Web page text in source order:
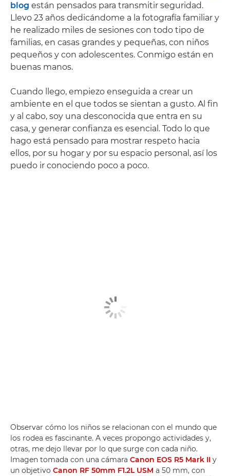
blog están pensados para transmitir seguridad.
Llevo 23 años dedicándome a la fotografía familiar y
he realizado miles de sesiones con todo tipo de
familias, en casas grandes y pequeñas, con niños
pequeños y con adolescentes. Conmigo están en
buenas manos.
Cuando llego, empiezo enseguida a crear un
ambiente en el que todos se sientan a gusto. Al fin
y al cabo, soy una desconocida que entra en su
casa, y generar confianza es esencial. Todo lo que
hago está pensado para mostrar respeto hacia
ellos, por su hogar y por su espacio personal, así los
puedo ir conociendo poco a poco.
Observar cómo los niños se relacionan con el mundo que
los rodea es fascinante. A veces propongo actividades y,
otras, me dejo llevar por lo que surge con cada niño.
Imagen tomada con una cámara Canon EOS R5 Mark II y
un objetivo Canon RF 50mm F1.2L USM a 50 mm, con